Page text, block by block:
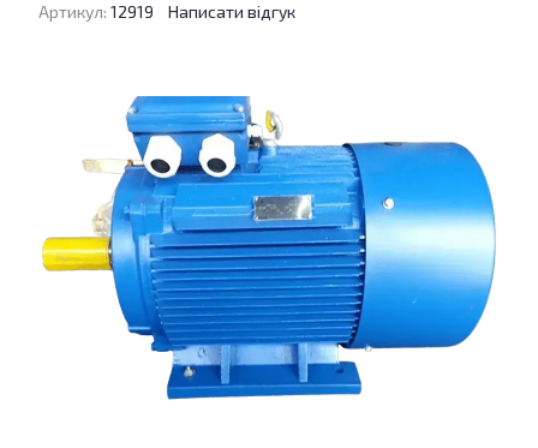
Артикул: 12919 Написати відгук